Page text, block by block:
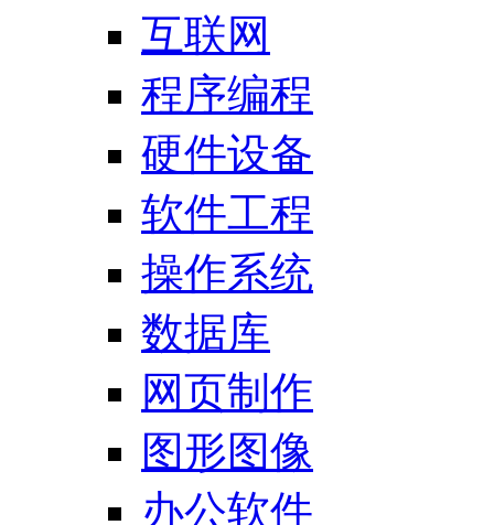
互联网
程序编程
硬件设备
软件工程
操作系统
数据库
网页制作
图形图像
办公软件